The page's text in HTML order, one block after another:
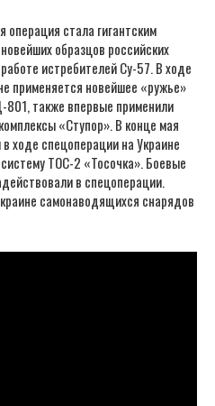
стала гигантским
образцов российских
истребителей Су-57. В ходе
применяется новейшее «ружье»
также впервые применили
«Ступор». В конце мая
ходе спецоперации на Украине
ТОС-2 «Тосочка». Боевые
в спецоперации.
самонаводящихся снарядов